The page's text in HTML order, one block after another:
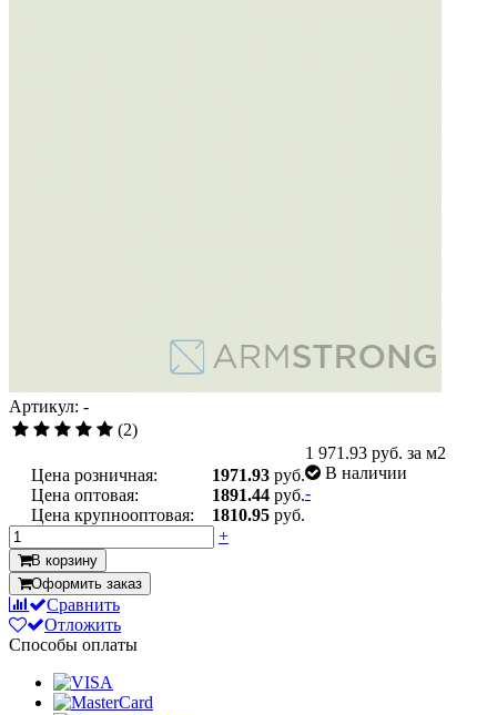
Артикул: -
(2)
Цена розничная: 1971.93 руб.
Цена оптовая:
1891.44 руб.
Цена крупнооптовая:
1810.95 руб.
1 971.93 руб. за м2
В наличии
-
+
В корзину
Оформить заказ
Сравнить
Отложить
Способы оплаты